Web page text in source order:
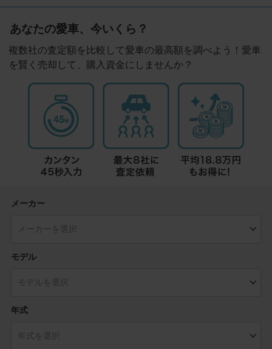
あなたの愛車、今いくら？
複数社の査定額を比較して愛車の最高額を調べよう！愛車
を賢く売却して、購入資金にしませんか？
メーカー
モデル
年式